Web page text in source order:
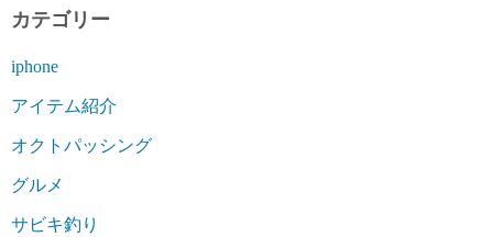
カテゴリー
iphone
アイテム紹介
オクトパッシング
グルメ
サビキ釣り